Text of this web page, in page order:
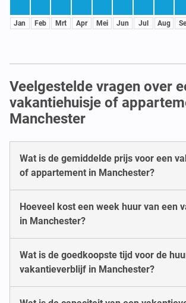
Jan Feb Mrt Apr Mei Jun Jul Aug
Veelgestelde vragen over
vakantiehuisje of
Manchester
Wat is de gemiddelde prijs voor een
of appartement in Manchester?
Hoeveel kost een week huur van een
in Manchester?
Wat is de goedkoopste tijd voor de
vakantieverblijf in Manchester?